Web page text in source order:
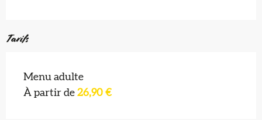
Tarifs
Menu adulte
À partir de 26,90 €